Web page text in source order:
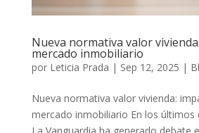
Nueva normativa valor
mercado inmobiliario
por Leticia Prada | Sep 12, 2025 |
Nueva normativa valor vivienda:
mercado inmobiliario En los últimos
La Vanguardia ha generado debate